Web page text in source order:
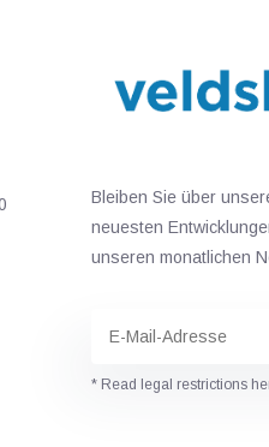
Bleiben Sie über
neuesten
unseren monatlichen
* Read legal restrictions